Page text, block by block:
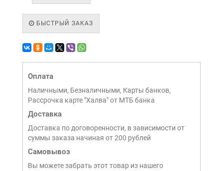
БЫСТРЫЙ ЗАКАЗ
Оплата
Наличными, Безналичными, Карты банков,
Рассрочка карте "Халва" от МТБ банка
Доставка
Доставка по договоренности, в зависимости от
суммы заказа начиная от 200 рублей
Самовывоз
Вы можете забрать этот товар из нашего